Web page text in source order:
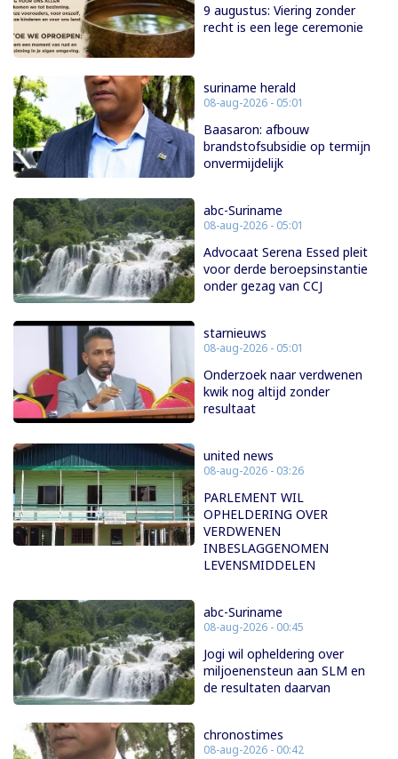
9 augustus: Viering zonder
recht is een lege ceremonie
suriname herald
08-aug-2026 - 05:01
Baasaron: afbouw
brandstofsubsidie op termijn
onvermijdelijk
abc-Suriname
08-aug-2026 - 05:01
Advocaat Serena Essed pleit
voor derde beroepsinstantie
onder gezag van CCJ
starnieuws
08-aug-2026 - 05:01
Onderzoek naar verdwenen
kwik nog altijd zonder
resultaat
united news
08-aug-2026 - 03:26
PARLEMENT WIL
OPHELDERING OVER
VERDWENEN
INBESLAGGENOMEN
LEVENSMIDDELEN
abc-Suriname
08-aug-2026 - 00:45
Jogi wil opheldering over
miljoenensteun aan SLM en
de resultaten daarvan
chronostimes
08-aug-2026 - 00:42